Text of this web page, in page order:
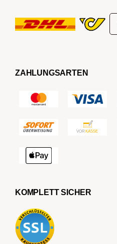
ZAHLUNGSARTEN
KOMPLETT SICHER